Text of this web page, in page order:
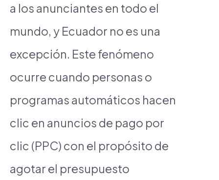
a los anunciantes en todo el
mundo, y Ecuador no es una
excepción. Este fenómeno
ocurre cuando personas o
programas automáticos hacen
clic en anuncios de pago por
clic (PPC) con el propósito de
agotar el presupuesto